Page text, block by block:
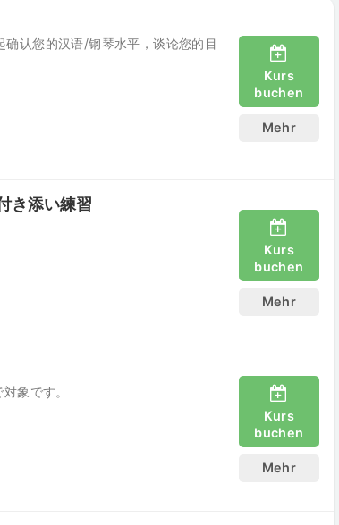
认您的汉语/钢琴水平，谈论您的目
Kurs
buchen
Mehr
き添い練習
Kurs
buchen
Mehr
象です。
Kurs
buchen
Mehr